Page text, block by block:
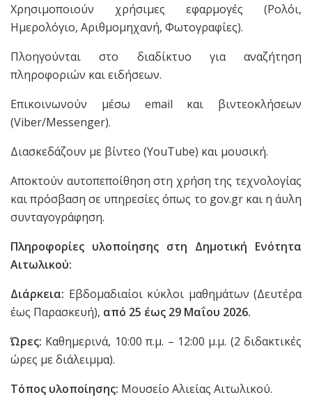
Χρησιμοποιούν χρήσιμες εφαρμογές (Ρολόι,
Ημερολόγιο, Αριθμομηχανή, Φωτογραφίες).
Πλοηγούνται στο διαδίκτυο για αναζήτηση
πληροφοριών και ειδήσεων.
Επικοινωνούν μέσω email και βιντεοκλήσεων
(Viber/Messenger).
Διασκεδάζουν με βίντεο (YouTube) και μουσική.
Αποκτούν αυτοπεποίθηση στη χρήση της τεχνολογίας
και πρόσβαση σε υπηρεσίες όπως το gov.gr και η άυλη
συνταγογράφηση.
Πληροφορίες υλοποίησης στη Δημοτική Ενότητα
Αιτωλικού:
Διάρκεια: Εβδομαδιαίοι κύκλοι μαθημάτων (Δευτέρα
έως Παρασκευή), από 25 έως 29 Μαΐου 2026.
Ώρες: Καθημερινά, 10:00 π.μ. – 12:00 μ.μ. (2 διδακτικές
ώρες με διάλειμμα).
Τόπος υλοποίησης: Μουσείο Αλιείας Αιτωλικού.